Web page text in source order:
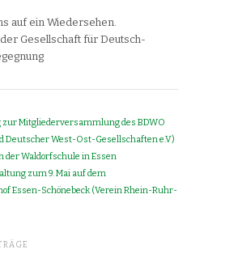
auf ein Wiedersehen.
Gesellschaft für Deutsch-
zur Mitgliederversammlung des BDWO
Deutscher West-Ost-Gesellschaften e.V)
der Waldorfschule in Essen
zum 9. Mai auf dem
Essen-Schönebeck (Verein Rhein-Ruhr-